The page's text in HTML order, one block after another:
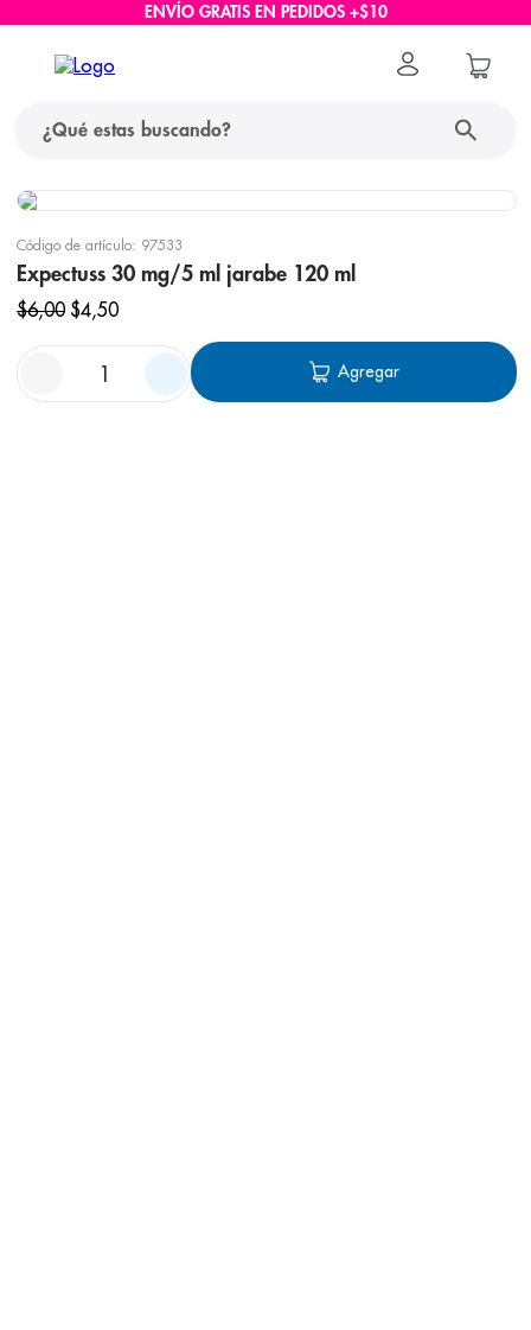
ENVÍO GRATIS EN PEDIDOS +$10
Código de artículo: 97533
Expectuss 30 mg/5 ml jarabe 120 ml
$6,00 $4,50
Agregar